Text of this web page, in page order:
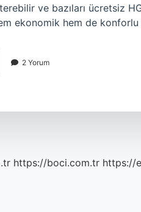
ve bazıları ücretsiz
ekonomik hem de
2 Yorum
https://boci.com.tr https://